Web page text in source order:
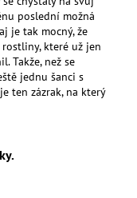
poslední možná
je tak mocný, že
které už jen
Takže, než se
jednu šanci s
ten zázrak, na který